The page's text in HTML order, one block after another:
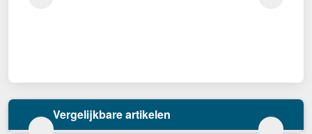
Vergelijkbare artikelen